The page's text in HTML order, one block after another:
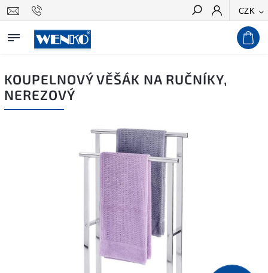
CZK
Hledat
KOUPELNOVÝ VĚŠÁK NA RUČNÍKY,
NEREZOVÝ